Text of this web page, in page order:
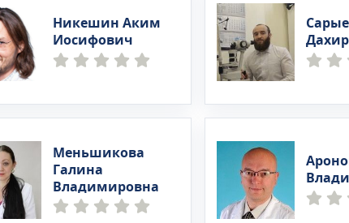
Никешин Аким
Иосифович
Меньшикова
Галина
Владимировна